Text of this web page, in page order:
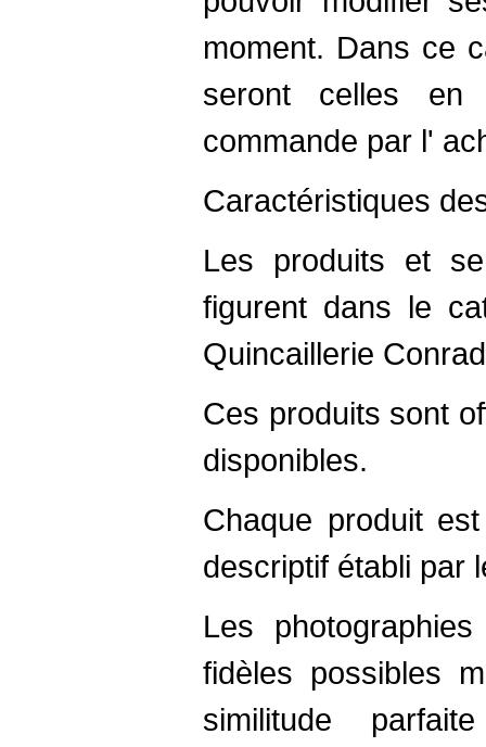
moment. Dans ce
seront celles
commande par l'
Caractéristiques
Les produits et
figurent dans le
Quincaillerie
Ces produits sont
disponibles.
Chaque produit
descriptif établi par
Les
fidèles possibles
similitude